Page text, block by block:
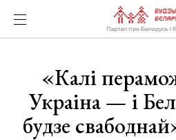
«Калі
Украіна — і
будзе